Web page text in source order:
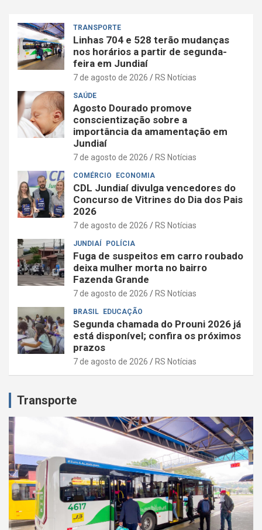
TRANSPORTE
Linhas 704 e 528 terão mudanças
nos horários a partir de segunda-
feira em Jundiaí
7 de agosto de 2026 RS Notícias
SAÚDE
Agosto Dourado promove
conscientização sobre a
importância da amamentação em
Jundiaí
7 de agosto de 2026 RS Notícias
COMÉRCIO ECONOMIA
CDL Jundiaí divulga vencedores do
Concurso de Vitrines do Dia dos Pais
2026
7 de agosto de 2026 RS Notícias
JUNDIAÍ POLÍCIA
Fuga de suspeitos em carro roubado
deixa mulher morta no bairro
Fazenda Grande
7 de agosto de 2026 RS Notícias
BRASIL EDUCAÇÃO
Segunda chamada do Prouni 2026 já
está disponível; confira os próximos
prazos
7 de agosto de 2026 RS Notícias
Transporte